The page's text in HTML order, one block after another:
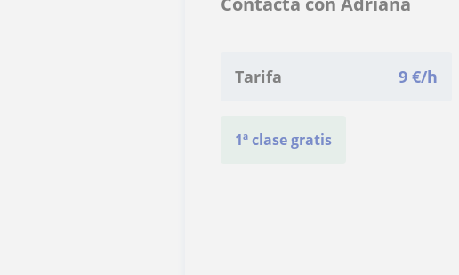
Tarifa 9 €/h
1ª clase gratis